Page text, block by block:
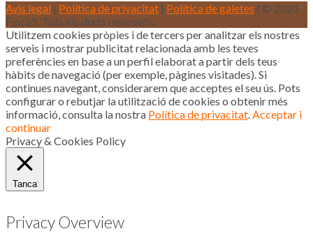
Avis legal | Política de privacitat | Política de galetes | © 2021
Finca't. Tots els drets reservats.
Utilitzem cookies pròpies i de tercers per analitzar els nostres
serveis i mostrar publicitat relacionada amb les teves
preferències en base a un perfil elaborat a partir dels teus
hàbits de navegació (per exemple, pàgines visitades). Si
continues navegant, considerarem que acceptes el seu ús. Pots
configurar o rebutjar la utilització de cookies o obtenir més
informació, consulta la nostra Política de privacitat Acceptar i
continuar
Privacy & Cookies Policy
Tanca
Privacy Overview